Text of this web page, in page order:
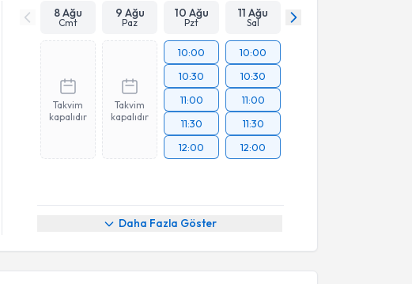
8 Ağu
Cmt
9 Ağu
Paz
10 Ağu
Pzt
11 Ağu
Sal
Takvim
kapalıdır
Takvim
kapalıdır
10:00
10:30
11:00
11:30
12:00
10:00
10:30
11:00
11:30
12:00
Daha Fazla Göster